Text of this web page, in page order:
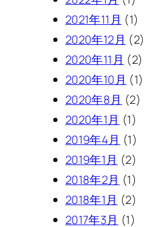
2021年11月 (1)
2020年12月 (2)
2020年11月 (2)
2020年10月 (1)
2020年8月 (2)
2020年1月 (1)
2019年4月 (1)
2019年1月 (2)
2018年2月 (1)
2018年1月 (2)
2017年3月 (1)